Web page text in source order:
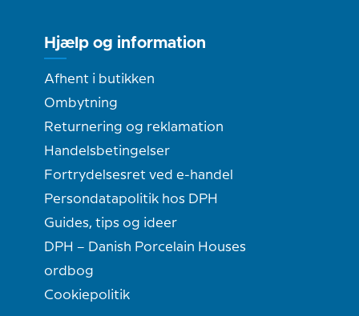
Hjælp og information
Afhent i butikken
Ombytning
Returnering og reklamation
Handelsbetingelser
Fortrydelsesret ved e-handel
Persondatapolitik hos DPH
Guides, tips og ideer
DPH – Danish Porcelain Houses
ordbog
Cookiepolitik